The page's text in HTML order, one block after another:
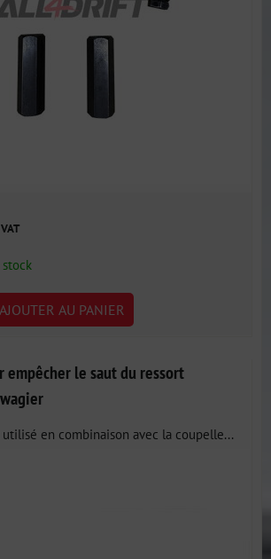
stock
AJOUTER AU PANIER
empêcher le saut du ressort
en combinaison avec la coupelle...